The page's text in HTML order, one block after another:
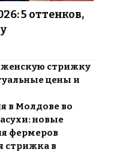
5 оттенков,
женскую стрижку
цены и
в Молдове во
новые
фермеров
стрижка в